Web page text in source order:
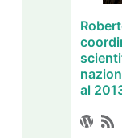
al